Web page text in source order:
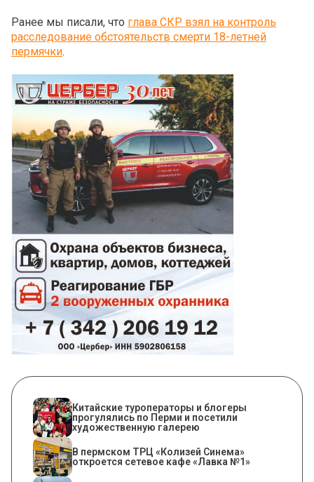
Ранее мы писали, что глава СКР взял на контроль
расследование обстоятельств смерти 18-летней
пермячки.
Китайские туроператоры и блогеры
прогулялись по Перми и посетили
художественную галерею
​В пермском ТРЦ «Колизей Синема»
откроется сетевое кафе «Лавка №1»